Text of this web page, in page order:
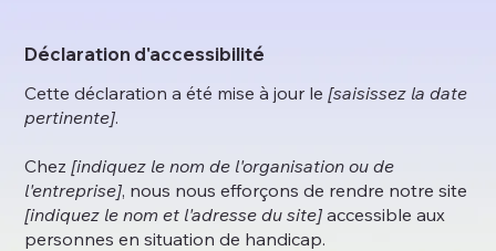
Déclaration d'accessibilité
Cette déclaration a été mise à jour le [saisissez la date
pertinente].
Chez [indiquez le nom de l'organisation ou de
l'entreprise], nous nous efforçons de rendre notre site
[indiquez le nom et l'adresse du site] accessible aux
personnes en situation de handicap.